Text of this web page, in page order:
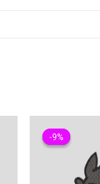
-9%
-9%